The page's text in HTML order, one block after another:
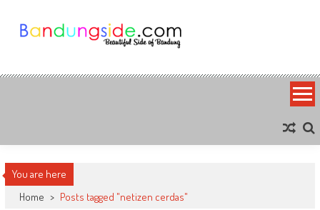
content
Bandung Side
You are here
Home > Posts tagged "netizen cerdas"